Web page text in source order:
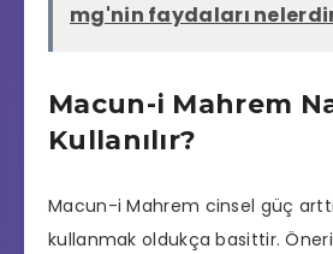
mg'nin faydaları
Macun-i Mahrem
Kullanılır?
Macun-i Mahrem cinsel güç
kullanmak oldukça basittir.